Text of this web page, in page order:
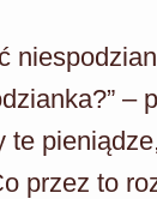
–
te
przez to